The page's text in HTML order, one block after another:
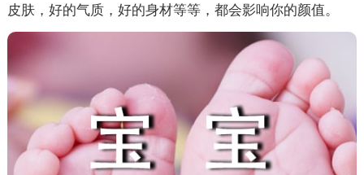
皮肤，好的气质，好的身材等等，都会影响你的颜值。